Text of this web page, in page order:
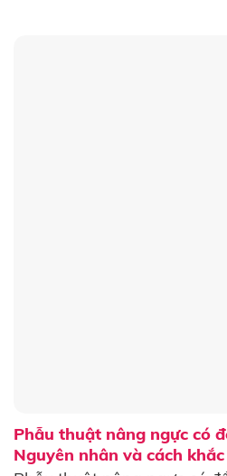
Phẫu thuật nâng ngực có
Nguyên nhân và cách